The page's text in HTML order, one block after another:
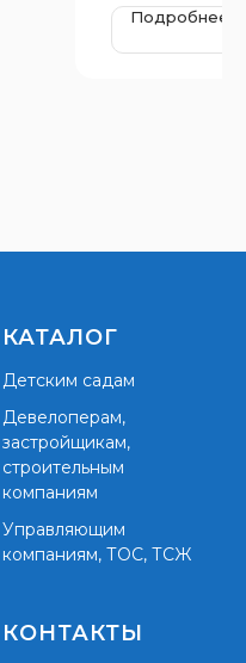
Подробнее
КАТАЛОГ
Детским садам
Девелоперам,
застройщикам,
строительным
компаниям
Управляющим
компаниям, ТОС, ТСЖ
КОНТАКТЫ